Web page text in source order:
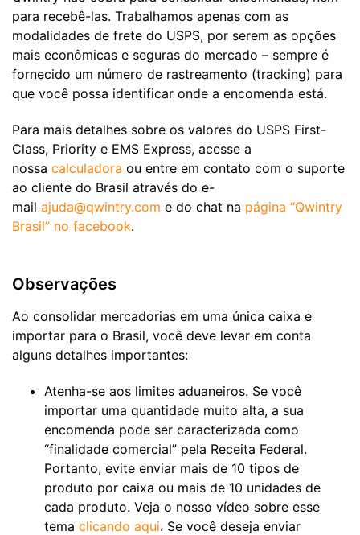
para recebê-las. Trabalhamos apenas com as
modalidades de frete do USPS, por serem as opções
mais econômicas e seguras do mercado – sempre é
fornecido um número de rastreamento (tracking) para
que você possa identificar onde a encomenda está.
Para mais detalhes sobre os valores do USPS First-
Class, Priority e EMS Express, acesse a
nossa calculadora ou entre em contato com o suporte
ao cliente do Brasil através do e-
mail ajuda@qwintry.com e do chat na página “Qwintry
Brasil” no facebook.
Observações
Ao consolidar mercadorias em uma única caixa e
importar para o Brasil, você deve levar em conta
alguns detalhes importantes:
Atenha-se aos limites aduaneiros. Se você
importar uma quantidade muito alta, a sua
encomenda pode ser caracterizada como
“finalidade comercial” pela Receita Federal.
Portanto, evite enviar mais de 10 tipos de
produto por caixa ou mais de 10 unidades de
cada produto. Veja o nosso vídeo sobre esse
tema clicando aqui. Se você deseja enviar